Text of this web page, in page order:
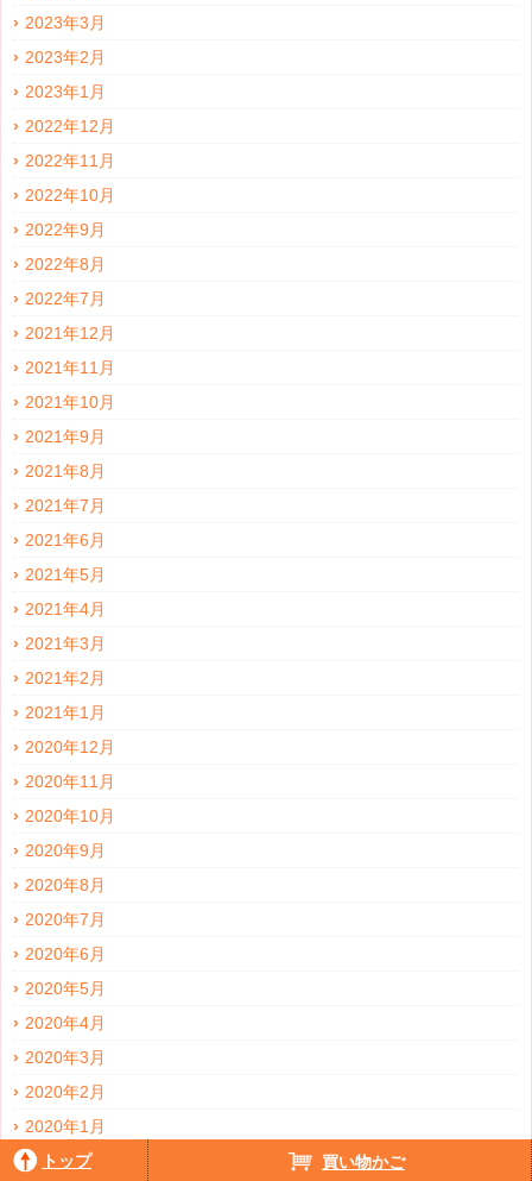
2023年3月
2023年2月
2023年1月
2022年12月
2022年11月
2022年10月
2022年9月
2022年8月
2022年7月
2021年12月
2021年11月
2021年10月
2021年9月
2021年8月
2021年7月
2021年6月
2021年5月
2021年4月
2021年3月
2021年2月
2021年1月
2020年12月
2020年11月
2020年10月
2020年9月
2020年8月
2020年7月
2020年6月
2020年5月
2020年4月
2020年3月
2020年2月
2020年1月
2019年12月
トップ 買い物かご